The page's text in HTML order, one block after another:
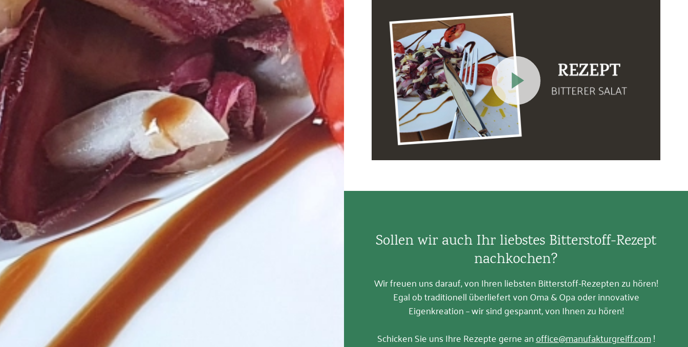
Sollen wir auch Ihr liebstes Bitterstoff-Rezept
nachkochen?
Wir freuen uns darauf, von Ihren liebsten Bitterstoff-Rezepten zu hören!
Egal ob traditionell überliefert von Oma & Opa oder innovative
Eigenkreation – wir sind gespannt, von Ihnen zu hören!
Schicken Sie uns Ihre Rezepte gerne anoffice@manufakturgreiff.com!